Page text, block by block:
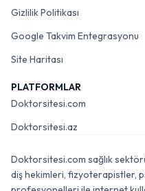
Gizlilik Politikası
Google Takvim Entegrasyonu
Site Haritası
PLATFORMLAR
Doktorsitesi.com
Doktorsitesi.az
Doktorsitesi.com sağlık
diş hekimleri, fizyoterapistler,